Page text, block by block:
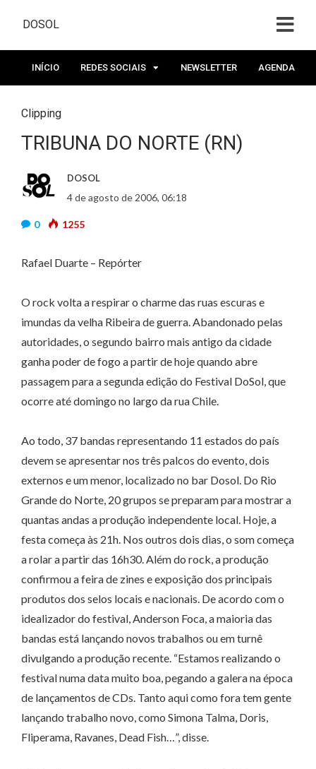
DOSOL
INÍCIO REDES SOCIAIS NEWSLETTER AGENDA
Clipping
TRIBUNA DO NORTE (RN)
DOSOL
4 de agosto de 2006, 06:18
0 1255
Rafael Duarte – Repórter
O rock volta a respirar o charme das ruas escuras e
imundas da velha Ribeira de guerra. Abandonado pelas
autoridades, o segundo bairro mais antigo da cidade
ganha poder de fogo a partir de hoje quando abre
passagem para a segunda edição do Festival DoSol, que
ocorre até domingo no largo da rua Chile.
Ao todo, 37 bandas representando 11 estados do país
devem se apresentar nos três palcos do evento, dois
externos e um menor, localizado no bar Dosol. Do Rio
Grande do Norte, 20 grupos se preparam para mostrar a
quantas andas a produção independente local. Hoje, a
festa começa às 21h. Nos outros dois dias, o som começa
a rolar a partir das 16h30. Além do rock, a produção
confirmou a feira de zines e exposição dos principais
produtos dos selos locais e nacionais. De acordo com o
idealizador do festival, Anderson Foca, a maioria das
bandas está lançando novos trabalhos ou em turnê
divulgando a produção recente. “Estamos realizando o
festival numa data muito boa, pegando a galera na época
de lançamentos de CDs. Tanto aqui como fora tem gente
lançando trabalho novo, como Simona Talma, Doris,
Fliperama, Ravanes, Dead Fish…”, disse.